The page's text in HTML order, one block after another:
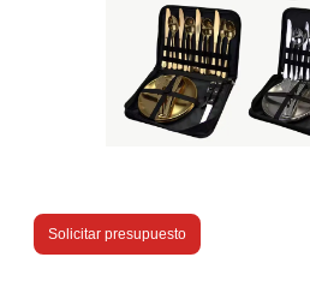
Solicitar presupuesto